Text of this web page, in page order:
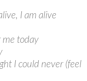
I am alive
me today
I could never (feel